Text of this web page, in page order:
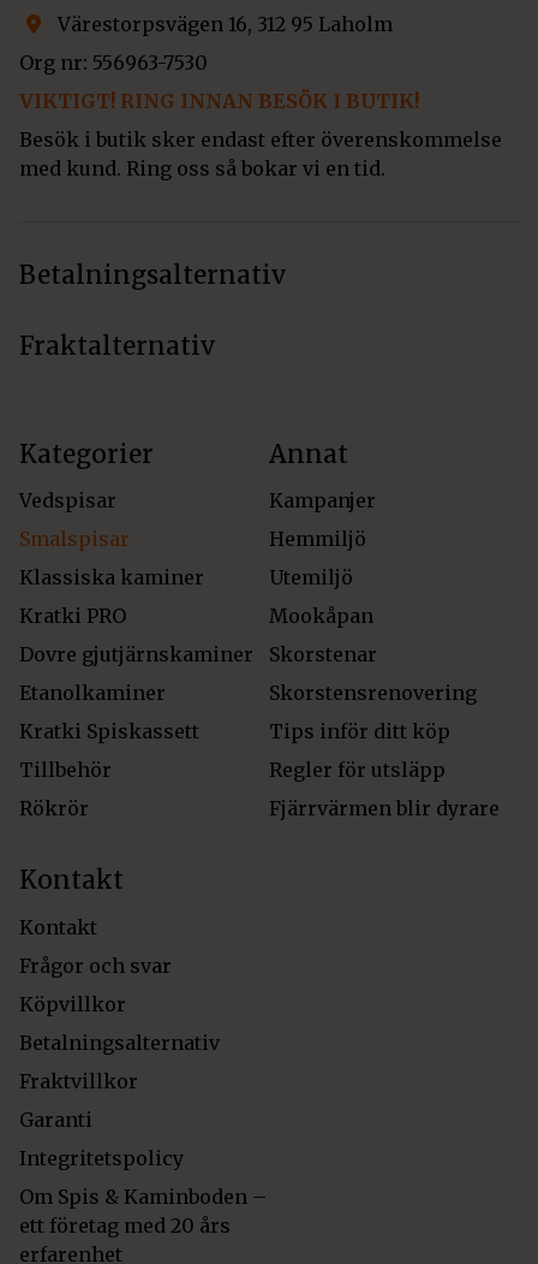
Värestorpsvägen 16, 312 95 Laholm
Org nr: 556963-7530
VIKTIGT! RING INNAN BESÖK I BUTIK!
Besök i butik sker endast efter överenskommelse
med kund. Ring oss så bokar vi en tid.
Betalningsalternativ
Fraktalternativ
Kategorier
Vedspisar
Smalspisar
Klassiska kaminer
Kratki PRO
Dovre gjutjärnskaminer
Etanolkaminer
Kratki Spiskassett
Tillbehör
Rökrör
Annat
Kampanjer
Hemmiljö
Utemiljö
Mookåpan
Skorstenar
Skorstensrenovering
Tips inför ditt köp
Regler för utsläpp
Fjärrvärmen blir dyrare
Kontakt
Kontakt
Frågor och svar
Köpvillkor
Betalningsalternativ
Fraktvillkor
Garanti
Integritetspolicy
Om Spis & Kaminboden –
ett företag med 20 års
erfarenhet